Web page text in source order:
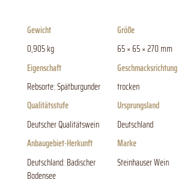
Gewicht
0,905 kg
Größe
65 × 65 × 270 mm
Eigenschaft
Rebsorte: Spätburgunder
Geschmacksrichtung
trocken
Qualitätsstufe
Deutscher Qualitätswein
Ursprungsland
Deutschland
Anbaugebiet-Herkunft
Deutschland: Badischer
Bodensee
Marke
Steinhauser Wein